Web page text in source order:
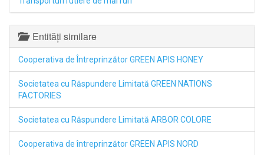
Entități similare
Cooperativa de Întreprinzător GREEN APIS HONEY
Societatea cu Răspundere Limitată GREEN NATIONS
FACTORIES
Societatea cu Răspundere Limitată ARBOR COLORE
Cooperativa de întreprinzător GREEN APIS NORD